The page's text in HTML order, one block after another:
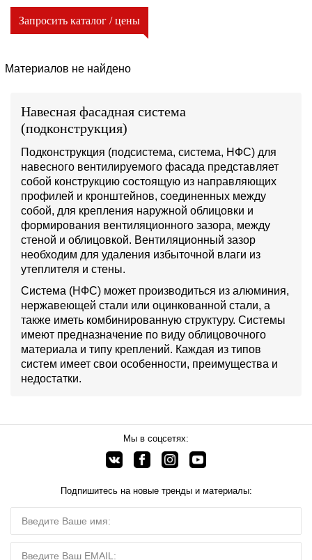
Запросить каталог / цены
Материалов не найдено
Навесная фасадная система
(подконструкция)
Подконструкция (подсистема, система, НФС) для
навесного вентилируемого фасада представляет
собой конструкцию состоящую из направляющих
профилей и кронштейнов, соединенных между
собой, для крепления наружной облицовки и
формирования вентиляционного зазора, между
стеной и облицовкой. Вентиляционный зазор
необходим для удаления избыточной влаги из
утеплителя и стены.
Система (НФС) может производиться из алюминия,
нержавеющей стали или оцинкованной стали, а
также иметь комбинированную структуру. Системы
имеют предназначение по виду облицовочного
материала и типу креплений. Каждая из типов
систем имеет свои особенности, преимущества и
недостатки.
Мы в соцсетях:
Подпишитесь на новые тренды и материалы: